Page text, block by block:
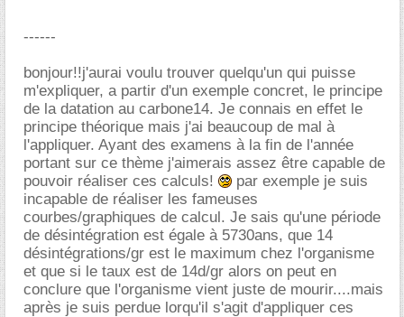
------
bonjour!!j'aurai voulu trouver quelqu'un qui puisse
m'expliquer, a partir d'un exemple concret, le principe
de la datation au carbone14. Je connais en effet le
principe théorique mais j'ai beaucoup de mal à
l'appliquer. Ayant des examens à la fin de l'année
portant sur ce thème j'aimerais assez être capable de
pouvoir réaliser ces calculs!
par exemple je suis
incapable de réaliser les fameuses
courbes/graphiques de calcul. Je sais qu'une période
de désintégration est égale à 5730ans, que 14
désintégrations/gr est le maximum chez l'organisme
et que si le taux est de 14d/gr alors on peut en
conclure que l'organisme vient juste de mourir....mais
après je suis perdue lorqu'il s'agit d'appliquer ces